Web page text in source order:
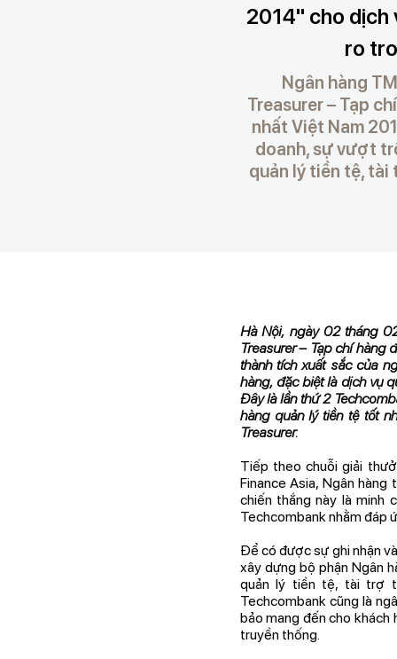
2014" cho dịch
ro
Ngân hàng
Treasurer – Tạp
nhất Việt Nam
doanh, sự vượt
quản lý tiền tệ,
Hà Nội, ngày 02 tháng
Treasurer– Tạp chí hàng
thành tích xuất sắc của
hàng, đặc biệt là dịch vụ
Đây là lần thứ 2
hàng quản lý tiền tệ tốt
Treasurer.
Tiếp theo chuỗi giải
Finance Asia, Ngân
chiến thắng này là minh
Techcombank nhằm đáp
Để có được sự ghi nhận
xây dựng bộ phận Ngân
quản lý tiền tệ, tài trợ
Techcombank cũng là
bảo mang đến cho khách
truyền thống.